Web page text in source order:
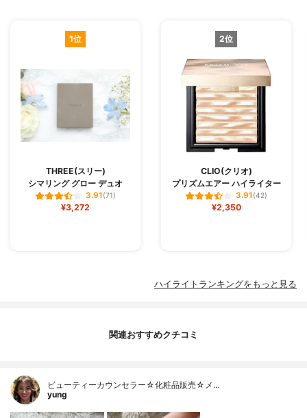
1位
THREE(スリー)
シマリング グロー デュオ
3.91(71)
¥3,272
2位
CLIO(クリオ)
プリズムエアー ハイライター
3.91(42)
¥2,350
ハイライトランキングをもっと見る
関連おすすめクチコミ
ビューティーカウンセラー☆化粧品販売☆メ…
yung